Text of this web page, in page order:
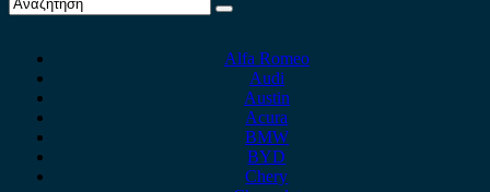
Alfa Romeo
Audi
Austin
Acura
BMW
BYD
Chery